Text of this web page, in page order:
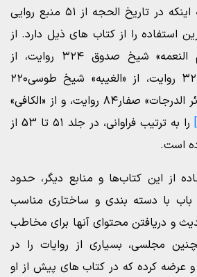
بیان کرده است. نتیجه اینکه در تاریخ الحجه از ۵۱ منبع روایی
استفاده را از کتاب های ذیل دارد. از
«اکمال الدین و اتمام النعمه» شیخ صدوق ۳۲۴ روایت، از
«الغیبه» شیخ نعمانی۳۲۱ روایت، از «الغیبه» شیخ طوسی۲۲۰
روایت، از «مختصر بصائر الدرجات» صفار۸۴ روایت، و از «الکافی»
را به ترتیب فراوانی، در جلد ۵۱ تا 53 از
است.
از این کتاب‌ها و منابع دیگر، حدود
۱۳۹۷ روایت را در ۳۱ باب با دسته بندی و ساختاری مناسب
و دریافتن محتوای آنها برای مخاطب
مجلسی، بسیاری از روایات را در
عرضه کرده که در کتاب های پیش از او